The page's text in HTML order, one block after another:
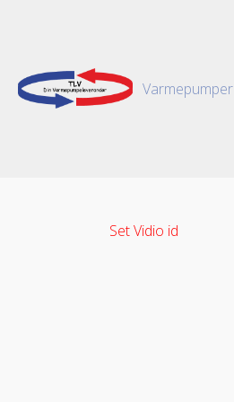
Varmepumper
Set Vidio id